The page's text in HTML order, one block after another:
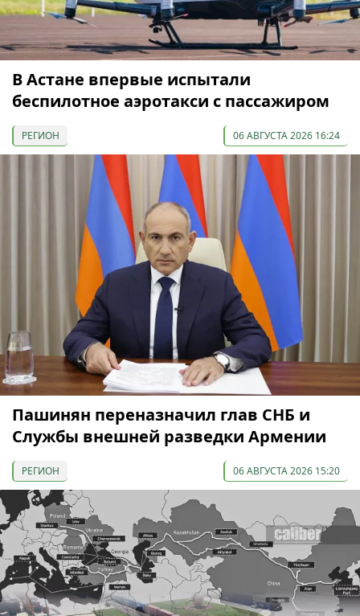
В Астане впервые испытали
беспилотное аэротакси с пассажиром
РЕГИОН 06 АВГУСТА 2026 16:24
Пашинян переназначил глав СНБ и
Службы внешней разведки Армении
РЕГИОН 06 АВГУСТА 2026 15:20